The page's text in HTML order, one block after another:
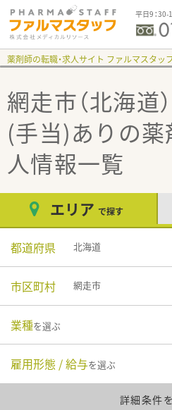
平日9：30-
薬剤師の転職・求人サイト ファルマスタッ
網走市（北海道
(手当)あり の薬
人情報一覧
エリア で探す
都道府県 北海道
市区町村 網走市
業種を選ぶ
雇用形態 / 給与を選ぶ
詳細条件